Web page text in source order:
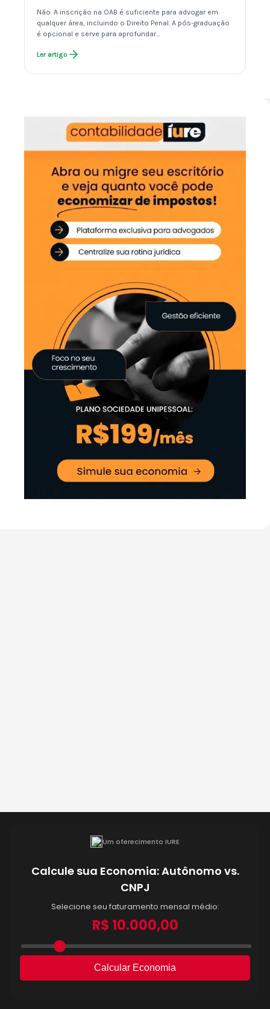
Não. A inscrição na OAB é suficiente para advogar em
qualquer área, incluindo o Direito Penal. A pós-graduação
é opcional e serve para aprofundar…
Ler artigo